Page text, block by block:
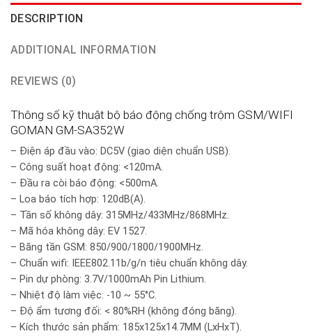
DESCRIPTION
ADDITIONAL INFORMATION
REVIEWS (0)
Thông số kỹ thuật bộ báo động chống trộm GSM/WIFI
GOMAN GM-SA352W
– Điện áp đầu vào: DC5V (giao diện chuẩn USB).
– Công suất hoạt động: <120mA.
– Đầu ra còi báo động: <500mA.
– Loa báo tích hợp: 120dB(A).
– Tần số không dây: 315MHz/433MHz/868MHz.
– Mã hóa không dây: EV 1527.
– Băng tần GSM: 850/900/1800/1900MHz.
– Chuẩn wifi: IEEE802.11b/g/n tiêu chuẩn không dây.
– Pin dự phòng: 3.7V/1000mAh Pin Lithium.
– Nhiệt độ làm việc: -10 ~ 55°C.
– Độ ẩm tương đối: < 80%RH (không đóng băng).
– Kích thước sản phẩm: 185x125x14.7MM (LxHxT).